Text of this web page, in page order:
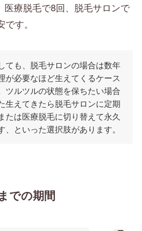
医療脱毛で8回、脱毛サロンで
す。
ても、脱毛サロンの場合は数年
が必要なほど生えてくるケース
ツルツルの状態を保ちたい場合
生えてきたら脱毛サロンに定期
たは医療脱毛に切り替えて永久
、といった選択肢があります。
での期間